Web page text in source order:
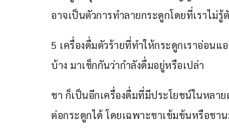
อาจเป็นตัวการทำลายกระดูกโดยที่เราไม่รู้
5 เครื่องดื่มตัวร้ายที่ทำให้กระดูกเราอ่อน
บ้าง มาเช็กกันว่ากำลังดื่มอยู่หรือเปล่า
ชา ก็เป็นอีกเครื่องดื่มที่มีประโยชน์ในหลา
ต่อกระดูกได้ โดยเฉพาะชาเข้มข้นหรือชา